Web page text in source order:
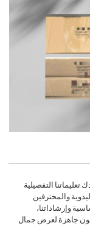
التفصيلية
والمحترفين
وإرشاداتنا،
جاهزة لعرض جمال